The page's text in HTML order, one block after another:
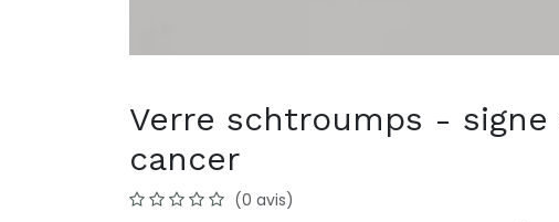
Verre schtroumps - signe
cancer
(0 avis)